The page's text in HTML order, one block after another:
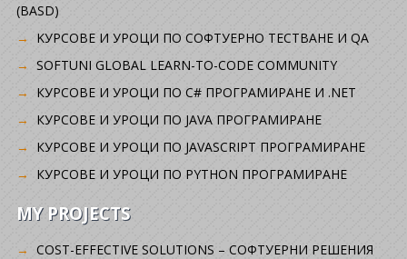
(BASD)
KУРСОВЕ И УРОЦИ ПО СОФТУЕРНО ТЕСТВАНЕ И QA
SOFTUNI GLOBAL LEARN-TO-CODE COMMUNITY
КУРСОВЕ И УРОЦИ ПО C# ПРОГРАМИРАНЕ И .NET
КУРСОВЕ И УРОЦИ ПО JAVA ПРОГРАМИРАНЕ
КУРСОВЕ И УРОЦИ ПО JAVASCRIPT ПРОГРАМИРАНЕ
КУРСОВЕ И УРОЦИ ПО PYTHON ПРОГРАМИРАНЕ
MY PROJECTS
COST-EFFECTIVE SOLUTIONS – СОФТУЕРНИ РЕШЕНИЯ